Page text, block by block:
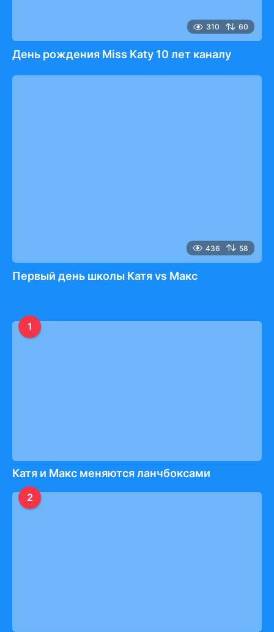
310 60
День рождения Miss Katy 10 лет каналу
436 58
Первый день школы Катя vs Макс
1
Катя и Макс меняются ланчбоксами
2